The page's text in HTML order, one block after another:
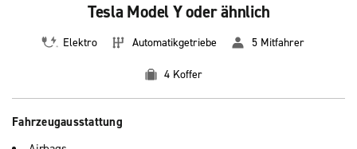
Tesla Model Y oder ähnlich
Elektro Automatikgetriebe 5 Mitfahrer
4 Koffer
Fahrzeugausstattung